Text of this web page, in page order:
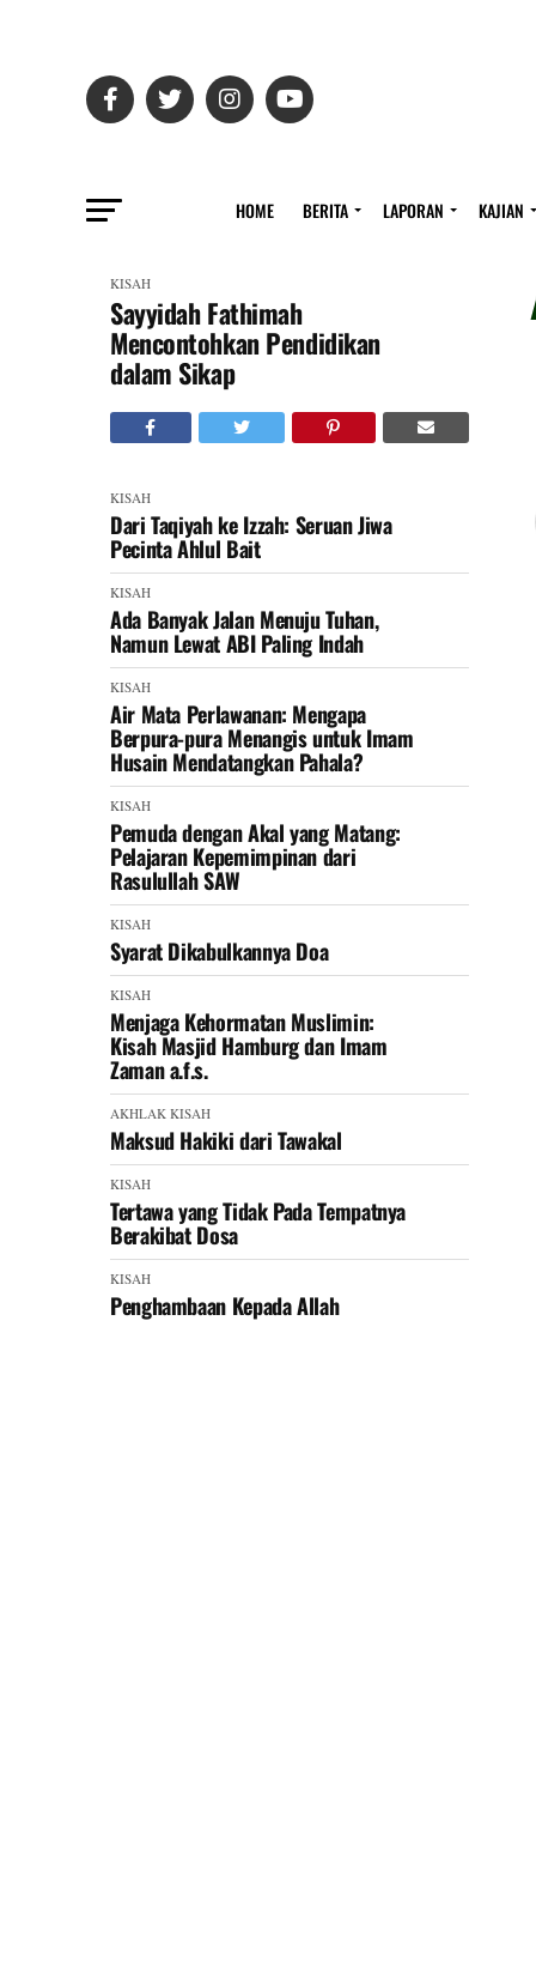
HOME BERITA LAPORAN KAJIAN
KISAH
Sayyidah Fathimah
Mencontohkan Pendidikan
dalam Sikap
KISAH
Dari Taqiyah ke Izzah: Seruan Jiwa
Pecinta Ahlul Bait
KISAH
Ada Banyak Jalan Menuju Tuhan,
Namun Lewat ABI Paling Indah
KISAH
Air Mata Perlawanan: Mengapa
Berpura-pura Menangis untuk Imam
Husain Mendatangkan Pahala?
KISAH
Pemuda dengan Akal yang Matang:
Pelajaran Kepemimpinan dari
Rasulullah SAW
KISAH
Syarat Dikabulkannya Doa
KISAH
Menjaga Kehormatan Muslimin:
Kisah Masjid Hamburg dan Imam
Zaman a.f.s.
AKHLAK KISAH
Maksud Hakiki dari Tawakal
KISAH
Tertawa yang Tidak Pada Tempatnya
Berakibat Dosa
KISAH
Penghambaan Kepada Allah